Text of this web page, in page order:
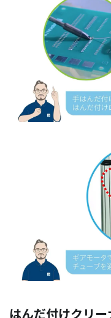
はんだ付けクリー